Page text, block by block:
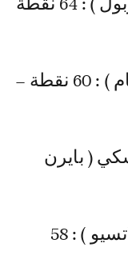
2- المصري محمد صلاح ( ليفربول ) : 64 نقطة
3- الإنجليزي هاري كين ( توتنهام ) : 60 نقطة –
( بايرن
5- الإيطالي شيرو إيموبيلي ( لاتسيو ) : 58